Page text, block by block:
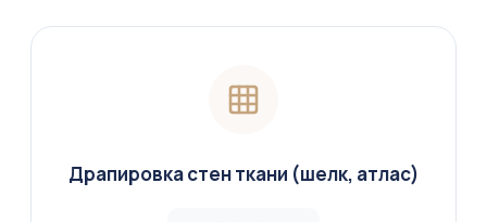
Драпировка стен ткани (шелк, атлас)